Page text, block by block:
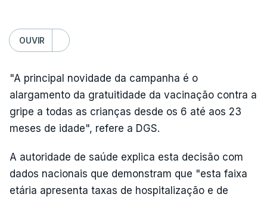
OUVIR
"A principal novidade da campanha é o
alargamento da gratuitidade da vacinação contra a
gripe a todas as crianças desde os 6 até aos 23
meses de idade", refere a DGS.
A autoridade de saúde explica esta decisão com
dados nacionais que demonstram que "esta faixa
etária apresenta taxas de hospitalização e de